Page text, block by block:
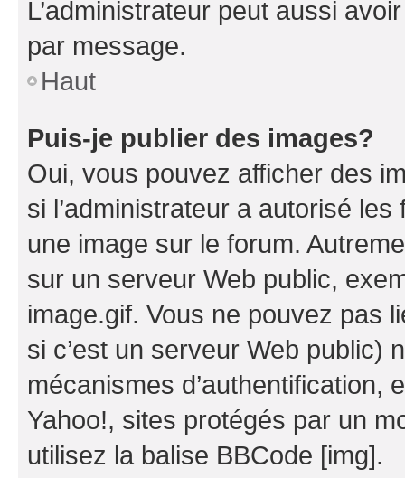
L’administrateur peut aussi
par message.
Haut
Puis-je publier des images?
Oui, vous pouvez afficher des
si l’administrateur a autorisé
une image sur le forum.
sur un serveur Web public,
image.gif. Vous ne pouvez pas
si c’est un serveur Web public)
mécanismes d’authentification,
Yahoo!, sites protégés par un
utilisez la balise BBCode [img].